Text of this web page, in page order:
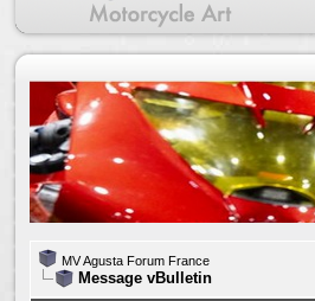
MV Agusta Forum France
Message vBulletin